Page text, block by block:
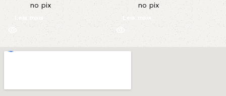
no pix
Leia mais
no pix
Leia mais